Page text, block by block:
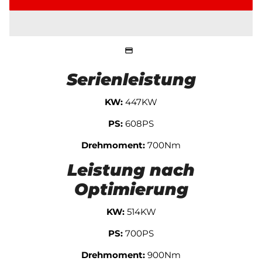
Serienleistung
KW: 447KW
PS: 608PS
Drehmoment: 700Nm
Leistung nach
Optimierung
KW: 514KW
PS: 700PS
Drehmoment: 900Nm